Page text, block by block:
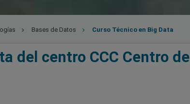
Bases de Datos Curso Técnico en Big Data
del centro CCC Centro de